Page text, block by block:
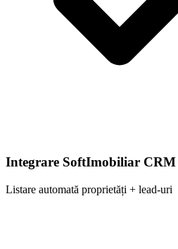
Integrare SoftImobiliar CRM
Listare automată proprietăți + lead-uri